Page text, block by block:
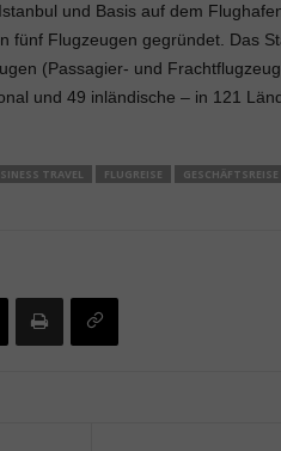
und Basis auf dem
fünf Flugzeugen gegründet. Das
(Passagier- und
und 49 inländische – in 121
TRAVEL FLUGREISE GESCHÄFTSREISE